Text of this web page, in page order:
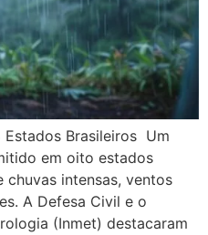
Brasileiros Um
em oito estados
intensas, ventos
A Defesa Civil e o
(Inmet) destacaram